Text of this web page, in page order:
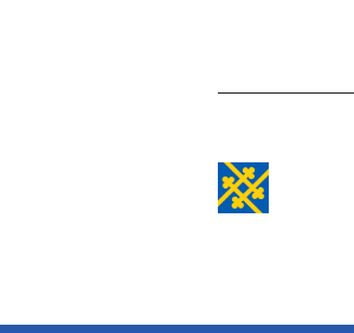
Etusivulle
-